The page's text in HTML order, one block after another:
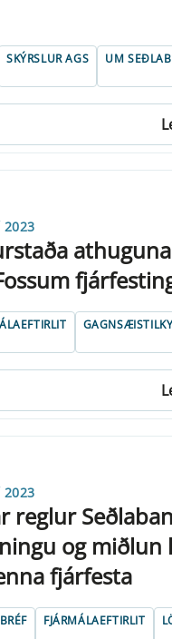
SKÝRSLUR AGS UM
reglur
og
fjárfesta
FJÁRMÁLAEFTIRLIT